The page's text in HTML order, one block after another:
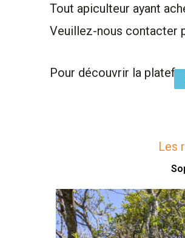
Tout apiculteur ayant
Veuillez-nous contacter
Pour découvrir la
Les